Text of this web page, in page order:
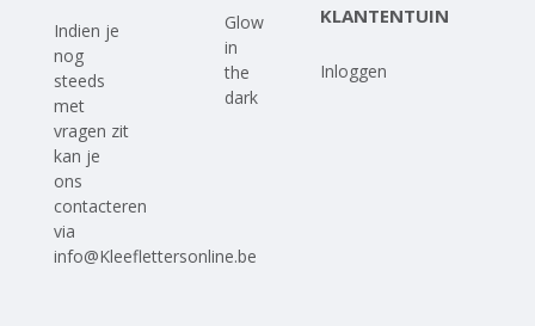
Indien je
nog
steeds
met
vragen zit
kan je
ons
contacteren
via
info@Kleeflettersonline.be
Glow
in
the
dark
KLANTENTUIN
Inloggen